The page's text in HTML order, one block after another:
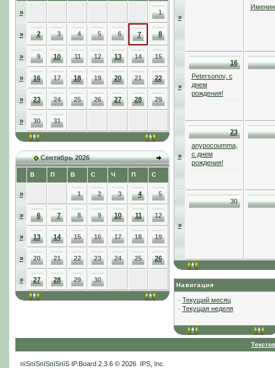
» 1
» 2 3 4 5 6 7 8
» 9 10 11 12 13 14 15
» 16 17 18 19 20 21 22
» 23 24 25 26 27 28 29
» 30 31
Сентябрь 2026
В П В С Ч П С
» 1 2 3 4 5
» 6 7 8 9 10 11 12
» 13 14 15 16 17 18 19
» 20 21 22 23 24 25 26
» 27 28 29 30
»
»
16
Petersonov, с
днем
рождения!
»
23
anypocoumma,
с днем
рождения!
»
30
Навигация
· Текущий месяц
· Текущая неделя
пїЅпїЅпїЅпїЅпїЅ IP.Board2.3.6 © 2026 IPS, Inc